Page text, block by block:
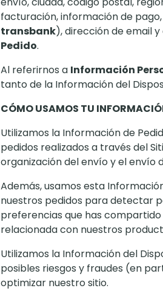
facturación, información de
transbank), dirección de email
Pedido.
Al referirnos a Información
tanto de la Información del
CÓMO USAMOS TU
Utilizamos la Información de
pedidos realizados a través del
organización del envío y el
Además, usamos esta
nuestros pedidos para detectar
preferencias que has
relacionada con nuestros
Utilizamos la Información del
posibles riesgos y fraudes (en
optimizar nuestro sitio.